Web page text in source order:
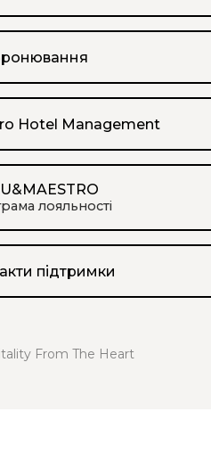
Hotel Management
лояльності
підтримки
From The Heart